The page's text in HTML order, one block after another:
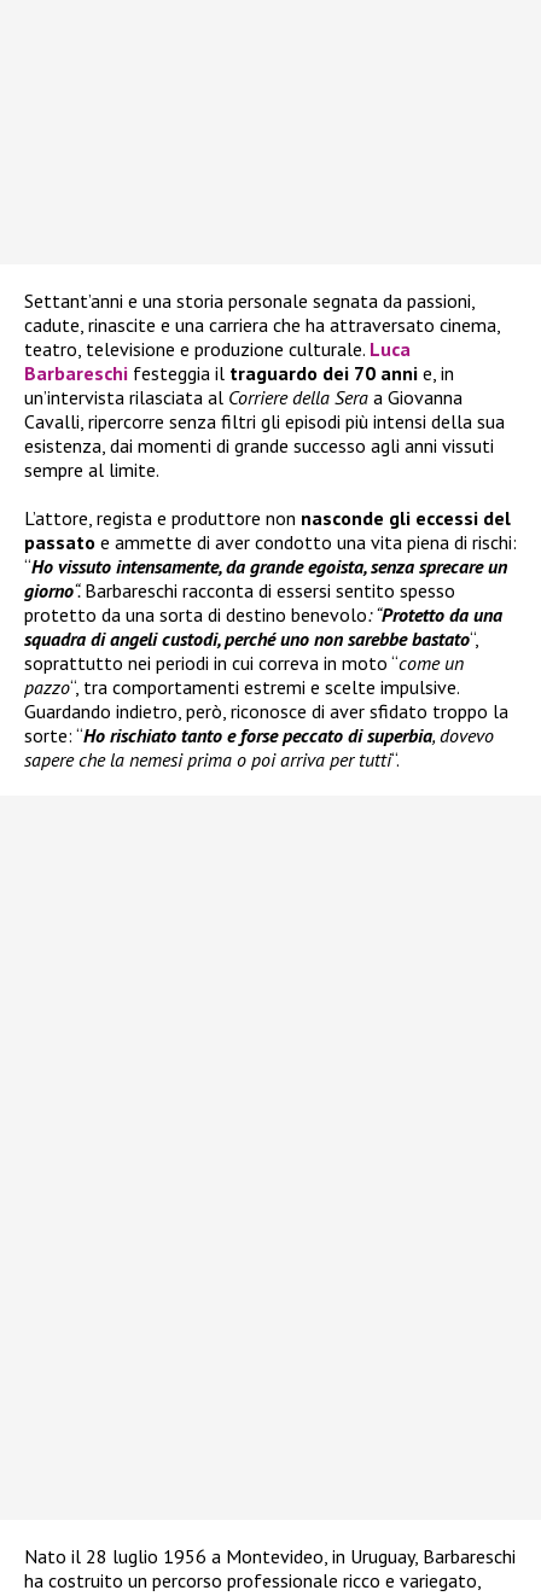
Settant’anni e una storia personale segnata da passioni,
cadute, rinascite e una carriera che ha attraversato cinema,
teatro, televisione e produzione culturale. Luca
Barbareschi festeggia il traguardo dei 70 anni e, in
un’intervista rilasciata al Corriere della Sera a Giovanna
Cavalli, ripercorre senza filtri gli episodi più intensi della sua
esistenza, dai momenti di grande successo agli anni vissuti
sempre al limite.
L’attore, regista e produttore non nasconde gli eccessi del
passato e ammette di aver condotto una vita piena di rischi:
“Ho vissuto intensamente, da grande egoista, senza sprecare un
giorno“. Barbareschi racconta di essersi sentito spesso
protetto da una sorta di destino benevolo: “Protetto da una
squadra di angeli custodi, perché uno non sarebbe bastato“,
soprattutto nei periodi in cui correva in moto “come un
pazzo“, tra comportamenti estremi e scelte impulsive.
Guardando indietro, però, riconosce di aver sfidato troppo la
sorte: “Ho rischiato tanto e forse peccato di superbia, dovevo
sapere che la nemesi prima o poi arriva per tutti“.
Nato il 28 luglio 1956 a Montevideo, in Uruguay, Barbareschi
ha costruito un percorso professionale ricco e variegato,